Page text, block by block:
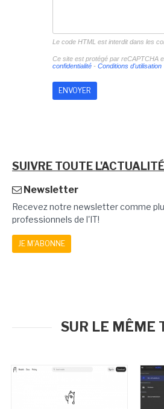
Le code HTML est interdit dans les
Ce site est protégé par reCAPTCHA
confidentialité- Conditions d'utilisation
SUIVRE TOUTE L'ACTUALITÉ
Newsletter
Recevez notre newsletter comme
professionnels de l'IT!
JE M'ABONNE
SUR LE MÊME